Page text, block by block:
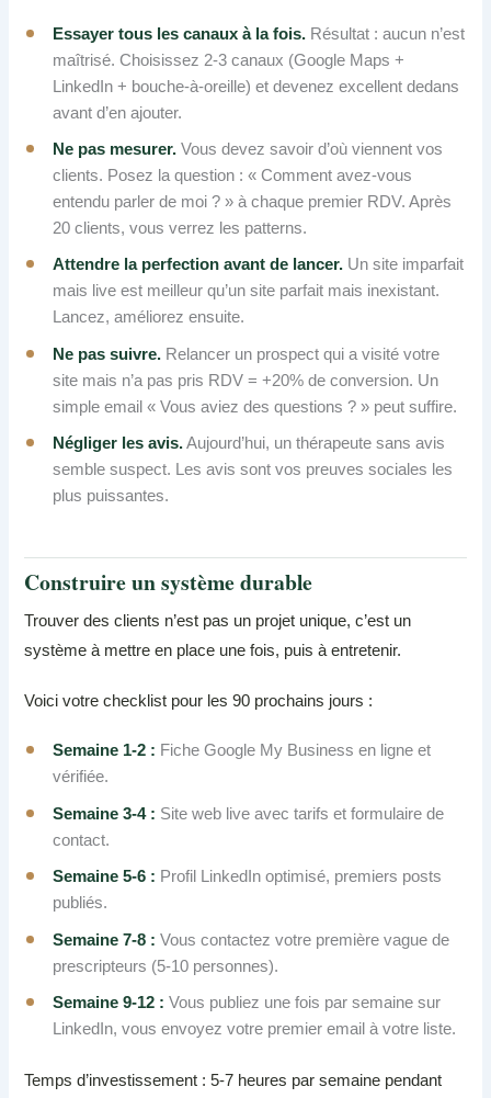
Essayer tous les canaux à la fois. Résultat : aucun n’est
maîtrisé. Choisissez 2-3 canaux (Google Maps +
LinkedIn + bouche-à-oreille) et devenez excellent dedans
avant d’en ajouter.
Ne pas mesurer. Vous devez savoir d’où viennent vos
clients. Posez la question : « Comment avez-vous
entendu parler de moi ? » à chaque premier RDV. Après
20 clients, vous verrez les patterns.
Attendre la perfection avant de lancer. Un site imparfait
mais live est meilleur qu’un site parfait mais inexistant.
Lancez, améliorez ensuite.
Ne pas suivre. Relancer un prospect qui a visité votre
site mais n’a pas pris RDV = +20% de conversion. Un
simple email « Vous aviez des questions ? » peut suffire.
Négliger les avis.Aujourd’hui, un thérapeute sans avis
semble suspect. Les avis sont vos preuves sociales les
plus puissantes.
Construire un système durable
Trouver des clients n’est pas un projet unique, c’est un
système à mettre en place une fois, puis à entretenir.
Voici votre checklist pour les 90 prochains jours :
Semaine 1-2 : Fiche Google My Business en ligne et
vérifiée.
Semaine 3-4 : Site web live avec tarifs et formulaire de
contact.
Semaine 5-6 : Profil LinkedIn optimisé, premiers posts
publiés.
Semaine 7-8 : Vous contactez votre première vague de
prescripteurs (5-10 personnes).
Semaine 9-12 : Vous publiez une fois par semaine sur
LinkedIn, vous envoyez votre premier email à votre liste.
Temps d’investissement : 5-7 heures par semaine pendant